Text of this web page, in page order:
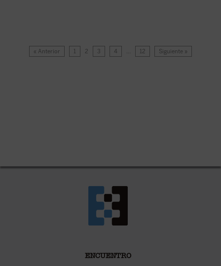
« Anterior 1 2 3 4 … 12 Siguiente »
ENCUENTRO